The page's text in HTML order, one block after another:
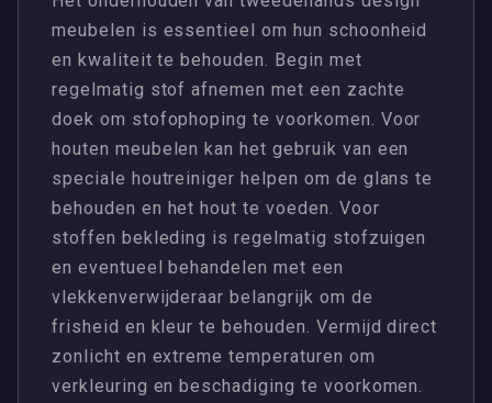
meubelen is essentieel om hun schoonheid
en kwaliteit te behouden. Begin met
regelmatig stof afnemen met een zachte
doek om stofophoping te voorkomen. Voor
houten meubelen kan het gebruik van een
speciale houtreiniger helpen om de glans te
behouden en het hout te voeden. Voor
stoffen bekleding is regelmatig stofzuigen
en eventueel behandelen met een
vlekkenverwijderaar belangrijk om de
frisheid en kleur te behouden. Vermijd direct
zonlicht en extreme temperaturen om
verkleuring en beschadiging te voorkomen.